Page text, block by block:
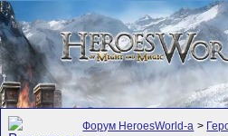
Форум HeroesWorld-а >